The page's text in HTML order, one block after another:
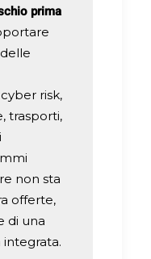
prima
risk,
trasporti,
non sta
offerte,
di una
integrata.